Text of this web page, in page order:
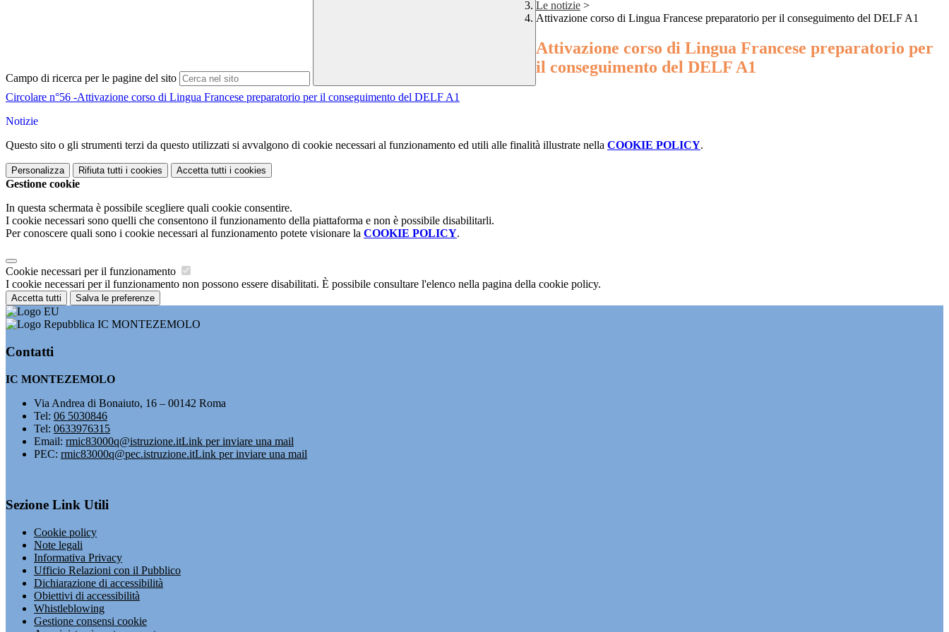
Campo di ricerca per le pagine del sito
Le notizie >
Attivazione corso di Lingua Francese preparatorio per il conseguimento del DELF A1
Attivazione corso di Lingua Francese preparatorio per
il conseguimento del DELF A1
Circolare n°56 -Attivazione corso di Lingua Francese preparatorio per il conseguimento del DELF A1
Notizie
Questo sito o gli strumenti terzi da questo utilizzati si avvalgono di cookie necessari al funzionamento ed utili alle finalità illustrate nella COOKIE POLICY.
Personalizza Rifiuta tutti i cookies Accetta tutti i cookies
Gestione cookie
In questa schermata è possibile scegliere quali cookie consentire.
I cookie necessari sono quelli che consentono il funzionamento della piattaforma e non è possibile disabilitarli.
Per conoscere quali sono i cookie necessari al funzionamento potete visionare la COOKIE POLICY.
Cookie necessari per il funzionamento
I cookie necessari per il funzionamento non possono essere disabilitati. È possibile consultare l'elenco nella pagina della cookie policy.
Accetta tutti Salva le preferenze
IC MONTEZEMOLO
Contatti
IC MONTEZEMOLO
Via Andrea di Bonaiuto, 16 – 00142 Roma
Tel: 06 5030846
Tel: 0633976315
Email: rmic83000q@istruzione.itLink per inviare una mail
PEC: rmic83000q@pec.istruzione.itLink per inviare una mail
Sezione Link Utili
Cookie policy
Note legali
Informativa Privacy
Ufficio Relazioni con il Pubblico
Dichiarazione di accessibilità
Obiettivi di accessibilità
Whistleblowing
Gestione consensi cookie